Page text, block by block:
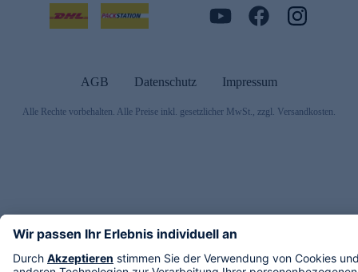
AGB Datenschutz Impressum
Alle Rechte vorbehalten. Alle Preise inkl. gesetzlicher MwSt., zzgl. Versandkosten.